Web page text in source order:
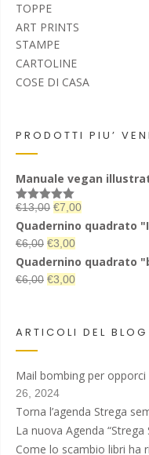
TOPPE
ART PRINTS
STAMPE
CARTOLINE
COSE DI CASA
PRODOTTI PIU’
Manuale vegan
Valutato
5.00
su 5
€13,00 Il
prezzo
originale
era:
€13,00.
€7,00Il
prezzo
è:
Quadernino quadrato
€6,00 Il
prezzo
originale
€3,00Il
prezzo
attuale
Quadernino quadrato
€6,00 Il
era:
€3,00Il
è:
ARTICOLI DEL BLOG
Mail bombing per opporci
26, 2024
Torna l’agenda Strega
La nuova Agenda “Strega
Come lo scambio libri ha